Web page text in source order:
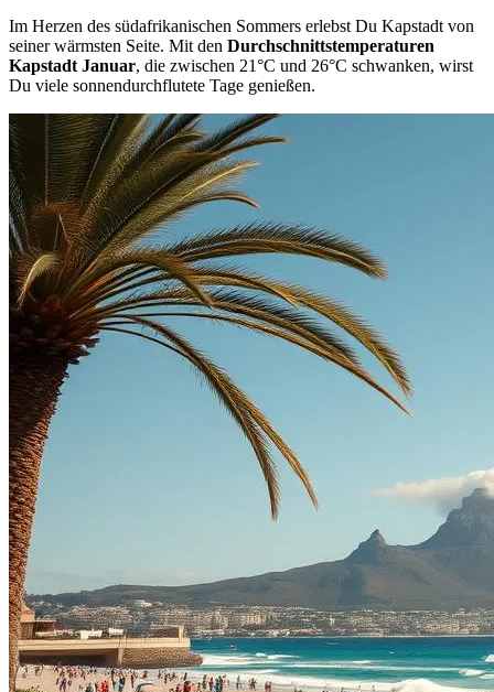
Im Herzen des südafrikanischen Sommers erlebst Du Kapstadt von
seiner wärmsten Seite. Mit den Durchschnittstemperaturen
Kapstadt Januar, die zwischen 21°C und 26°C schwanken, wirst
Du viele sonnendurchflutete Tage genießen.